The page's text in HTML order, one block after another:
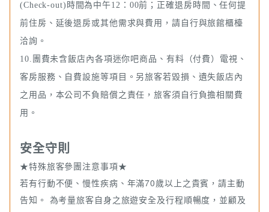
(Check-out)時間為中午12：00前；正確退房時間、任何提
前住房、延後退房或其他需求與費用，請自行與旅館櫃檯
洽詢。
10.團費未含飯店內各項迷你吧商品、有料（付費）電視、
客房服務、自費設施等項目。另旅客若毀損、遺失飯店內
之用品，本公司不負賠償之責任，旅客須自行負擔相關費
用。
安全守則
★特殊旅客參團注意事項★
若有行動不便、慢性疾病、年滿70歲以上之貴賓，請主動
告知。 為考量旅客自身之旅遊安全及行程順暢度，並顧及